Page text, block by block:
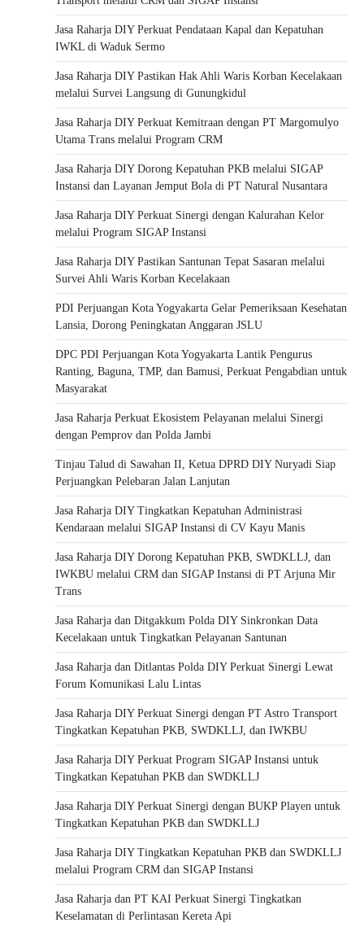
Jasa Raharja DIY Perkuat Pendataan Kapal dan Kepatuhan
IWKL di Waduk Sermo
Jasa Raharja DIY Pastikan Hak Ahli Waris Korban Kecelakaan
melalui Survei Langsung di Gunungkidul
Jasa Raharja DIY Perkuat Kemitraan dengan PT Margomulyo
Utama Trans melalui Program CRM
Jasa Raharja DIY Dorong Kepatuhan PKB melalui SIGAP
Instansi dan Layanan Jemput Bola di PT Natural Nusantara
Jasa Raharja DIY Perkuat Sinergi dengan Kalurahan Kelor
melalui Program SIGAP Instansi
Jasa Raharja DIY Pastikan Santunan Tepat Sasaran melalui
Survei Ahli Waris Korban Kecelakaan
PDI Perjuangan Kota Yogyakarta Gelar Pemeriksaan Kesehatan
Lansia, Dorong Peningkatan Anggaran JSLU
DPC PDI Perjuangan Kota Yogyakarta Lantik Pengurus
Ranting, Baguna, TMP, dan Bamusi, Perkuat Pengabdian untuk
Masyarakat
Jasa Raharja Perkuat Ekosistem Pelayanan melalui Sinergi
dengan Pemprov dan Polda Jambi
Tinjau Talud di Sawahan II, Ketua DPRD DIY Nuryadi Siap
Perjuangkan Pelebaran Jalan Lanjutan
Jasa Raharja DIY Tingkatkan Kepatuhan Administrasi
Kendaraan melalui SIGAP Instansi di CV Kayu Manis
Jasa Raharja DIY Dorong Kepatuhan PKB, SWDKLLJ, dan
IWKBU melalui CRM dan SIGAP Instansi di PT Arjuna Mir
Trans
Jasa Raharja dan Ditgakkum Polda DIY Sinkronkan Data
Kecelakaan untuk Tingkatkan Pelayanan Santunan
Jasa Raharja dan Ditlantas Polda DIY Perkuat Sinergi Lewat
Forum Komunikasi Lalu Lintas
Jasa Raharja DIY Perkuat Sinergi dengan PT Astro Transport
Tingkatkan Kepatuhan PKB, SWDKLLJ, dan IWKBU
Jasa Raharja DIY Perkuat Program SIGAP Instansi untuk
Tingkatkan Kepatuhan PKB dan SWDKLLJ
Jasa Raharja DIY Perkuat Sinergi dengan BUKP Playen untuk
Tingkatkan Kepatuhan PKB dan SWDKLLJ
Jasa Raharja DIY Tingkatkan Kepatuhan PKB dan SWDKLLJ
melalui Program CRM dan SIGAP Instansi
Jasa Raharja dan PT KAI Perkuat Sinergi Tingkatkan
Keselamatan di Perlintasan Kereta Api